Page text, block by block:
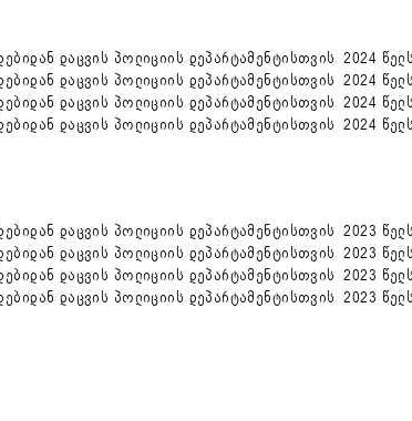
დაცვის პოლიციის დეპარტამენტისთვის 2024
დაცვის პოლიციის დეპარტამენტისთვის 2024
დაცვის პოლიციის დეპარტამენტისთვის 2024
დაცვის პოლიციის დეპარტამენტისთვის 2024
დაცვის პოლიციის დეპარტამენტისთვის 2023
დაცვის პოლიციის დეპარტამენტისთვის 2023
დაცვის პოლიციის დეპარტამენტისთვის 2023
დაცვის პოლიციის დეპარტამენტისთვის 2023